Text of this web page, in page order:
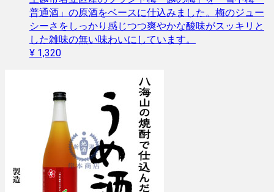
普通酒」の原酒をベースに仕込みました。梅のジュー
シーさをしっかり感じつつ爽やかな酸味がスッキリと
した雑味の無い味わいにしています。
¥ 1,320